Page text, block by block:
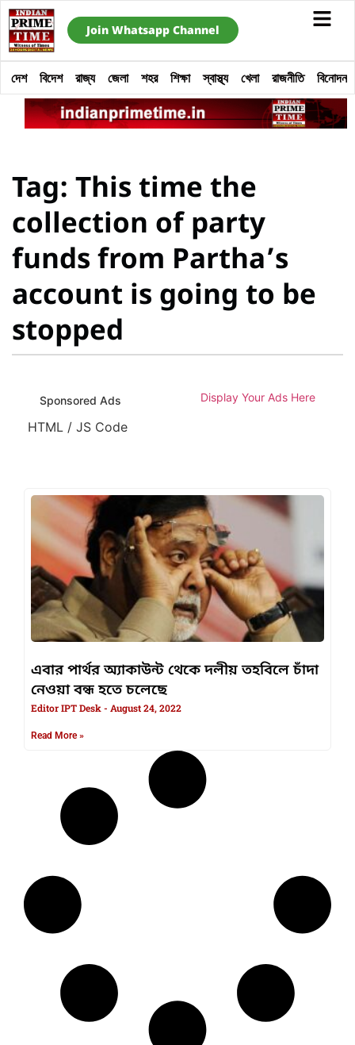
Join Whatsapp Channel
দেশ বিদেশ রাজ্য জেলা শহর শিক্ষা স্বাস্থ্য খেলা রাজনীতি বিনোদন
Tag: This time the
collection of party
funds from Partha’s
account is going to be
stopped
Sponsored Ads Display Your Ads Here
HTML / JS Code
এবার পার্থর অ্যাকাউন্ট থেকে দলীয় তহবিলে চাঁদা
নেওয়া বন্ধ হতে চলেছে
Editor IPT Desk August 24, 2022
Read More »